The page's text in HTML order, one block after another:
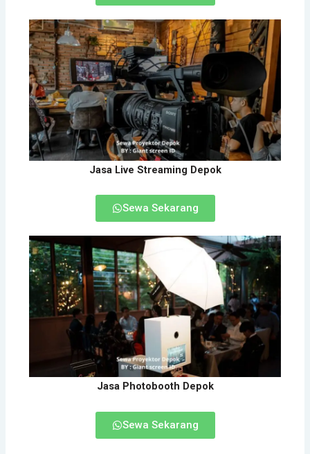
Jasa Live Streaming Depok
Sewa Sekarang
Jasa Photobooth Depok
Sewa Sekarang